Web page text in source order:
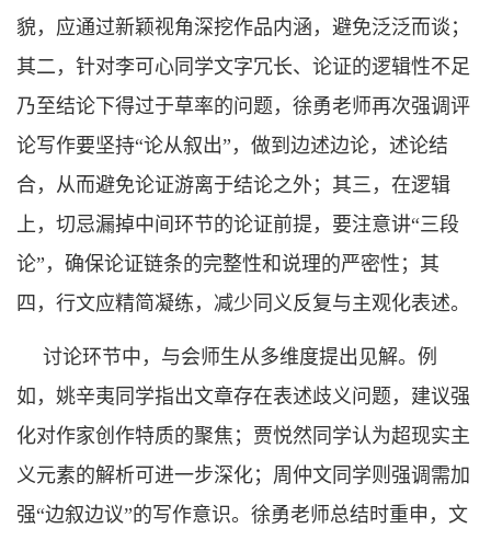
貌，应通过新颖视角深挖作品内涵，避免泛泛而谈；
其二，针对李可心同学文字冗长、论证的逻辑性不足
乃至结论下得过于草率的问题，徐勇老师再次强调评
论写作要坚持“论从叙出”，做到边述边论，述论结
合，从而避免论证游离于结论之外；其三，在逻辑
上，切忌漏掉中间环节的论证前提，要注意讲“三段
论”，确保论证链条的完整性和说理的严密性；其
四，行文应精简凝练，减少同义反复与主观化表述。
讨论环节中，与会师生从多维度提出见解。例
如，姚辛夷同学指出文章存在表述歧义问题，建议强
化对作家创作特质的聚焦；贾悦然同学认为超现实主
义元素的解析可进一步深化；周仲文同学则强调需加
强“边叙边议”的写作意识。徐勇老师总结时重申，文